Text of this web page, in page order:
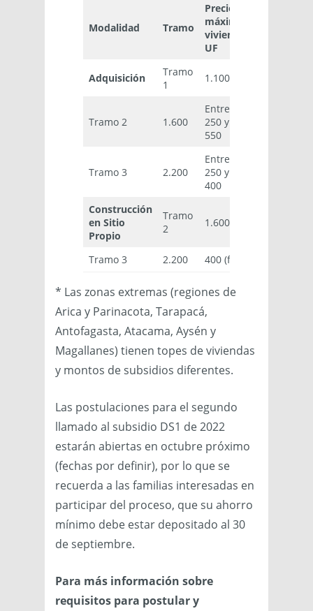
Modalidad Tramo
Precio
máximo
vivienda
UF
Adquisición
Tramo
1
1.100
Tramo 2 1.600
Entre
250 y
550
Tramo 3 2.200
Entre
250 y
400
Construcción
en Sitio
Propio
Tramo
2
1.600
Tramo 3 2.200 400 (fijo)
* Las zonas extremas (regiones de
Arica y Parinacota, Tarapacá,
Antofagasta, Atacama, Aysén y
Magallanes) tienen topes de viviendas
y montos de subsidios diferentes.
Las postulaciones para el segundo
llamado al subsidio DS1 de 2022
estarán abiertas en octubre próximo
(fechas por definir), por lo que se
recuerda a las familias interesadas en
participar del proceso, que su ahorro
mínimo debe estar depositado al 30
de septiembre.
Para más información sobre
requisitos para postular y